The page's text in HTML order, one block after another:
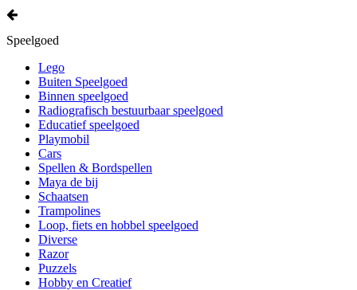
Speelgoed
Lego
Buiten Speelgoed
Binnen speelgoed
Radiografisch bestuurbaar speelgoed
Educatief speelgoed
Playmobil
Cars
Spellen & Bordspellen
Maya de bij
Schaatsen
Trampolines
Loop, fiets en hobbel speelgoed
Diverse
Razor
Puzzels
Hobby en Creatief